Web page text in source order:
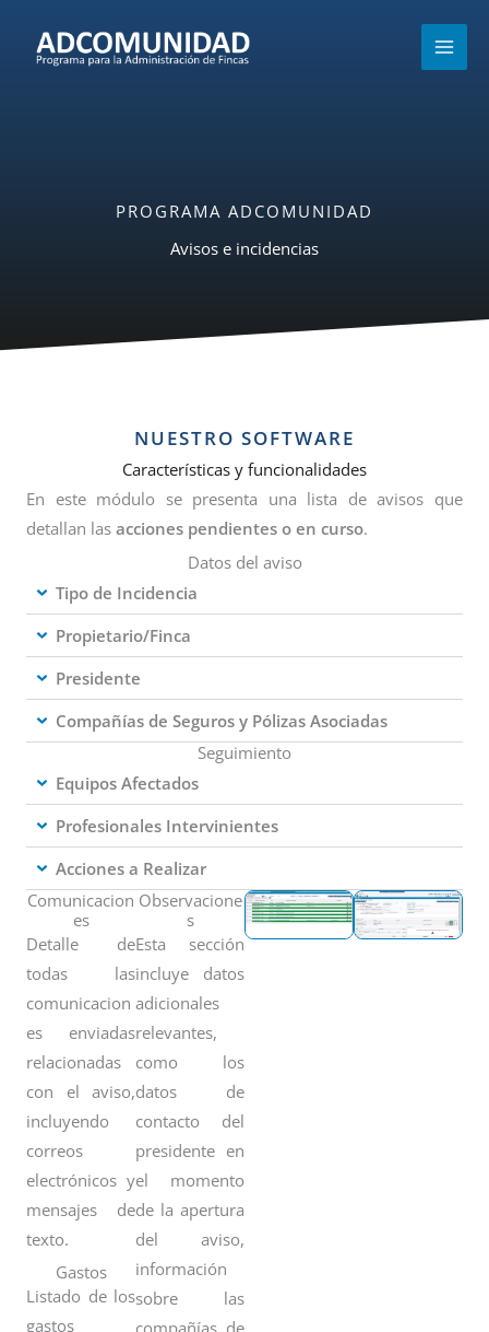
contenido
PROGRAMA ADCOMUNIDAD
Avisos e incidencias
NUESTRO SOFTWARE
Características y funcionalidades
En este módulo se presenta una lista de avisos que
detallan las acciones pendientes o en curso.
Datos del aviso
Tipo de Incidencia
Propietario/Finca
Presidente
Compañías de Seguros y Pólizas Asociadas
Seguimiento
Equipos Afectados
Profesionales Intervinientes
Acciones a Realizar
Comunicacion
es
Detalle de
todas las
comunicacion
es enviadas
relacionadas
con el aviso,
incluyendo
correos
electrónicos y
mensajes de
texto.
Gastos
Listado de los
gastos
Observacione
s
Esta sección
incluye datos
adicionales
relevantes,
como los
datos de
contacto del
presidente en
el momento
de la apertura
del aviso,
información
sobre las
compañías de